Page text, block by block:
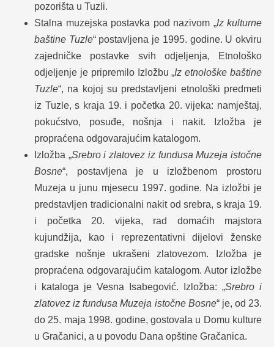
pozorišta u Tuzli.
Stalna muzejska postavka pod nazivom „Iz kulturne
baštine Tuzle“ postavljena je 1995. godine. U okviru
zajedničke postavke svih odjeljenja, Etnološko
odjeljenje je pripremilo Izložbu „Iz etnološke baštine
Tuzle“, na kojoj su predstavljeni etnološki predmeti
iz Tuzle, s kraja 19. i početka 20. vijeka: namještaj,
pokućstvo, posuđe, nošnja i nakit. Izložba je
propraćena odgovarajućim katalogom.
Izložba „Srebro i zlatovez iz fundusa Muzeja istočne
Bosne“, postavljena je u izložbenom prostoru
Muzeja u junu mjesecu 1997. godine. Na izložbi je
predstavljen tradicionalni nakit od srebra, s kraja 19.
i početka 20. vijeka, rad domaćih majstora
kujundžija, kao i reprezentativni dijelovi ženske
gradske nošnje ukrašeni zlatovezom. Izložba je
propraćena odgovarajućim katalogom. Autor izložbe
i kataloga je Vesna Isabegović. Izložba: „Srebro i
zlatovez iz fundusa Muzeja istočne Bosne“ je, od 23.
do 25. maja 1998. godine, gostovala u Domu kulture
u Gračanici, a u povodu Dana opštine Gračanica.